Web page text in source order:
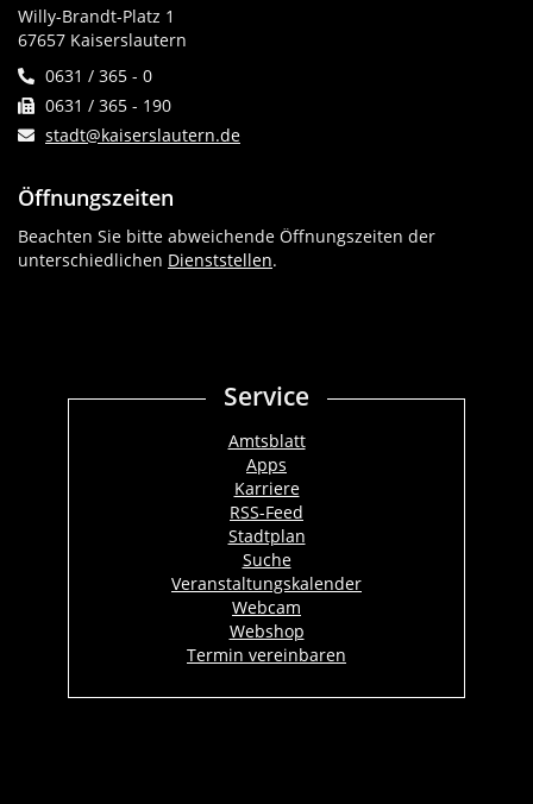
Willy-Brandt-Platz 1
67657 Kaiserslautern
0631 / 365 - 0
0631 / 365 - 190
stadt@kaiserslautern.de
Öffnungszeiten
Beachten Sie bitte abweichende Öffnungszeiten der
unterschiedlichen Dienststellen.
Service
Amtsblatt
Apps
Karriere
RSS-Feed
Stadtplan
Suche
Veranstaltungskalender
Webcam
Webshop
Termin vereinbaren